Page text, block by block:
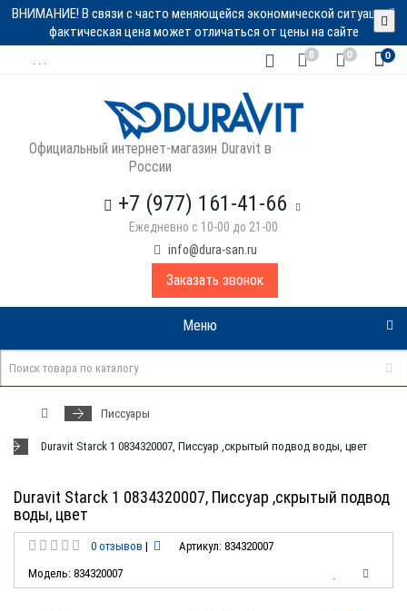
ВНИМАНИЕ! В связи с часто меняющейся экономической ситуацией
фактическая цена может отличаться от цены на сайте
8 0 0
Официальный интернет-магазин Duravit в
России
+7 (977) 161-41-66
Ежедневно с 10-00 до 21-00
info@dura-san.ru
Заказать звонок
Меню
Писсуары
Duravit Starck 1 0834320007, Писсуар ,скрытый подвод воды, цвет
Duravit Starck 1 0834320007, Писсуар ,скрытый подвод
воды, цвет
0 отзывов |
Артикул: 834320007
Модель: 834320007